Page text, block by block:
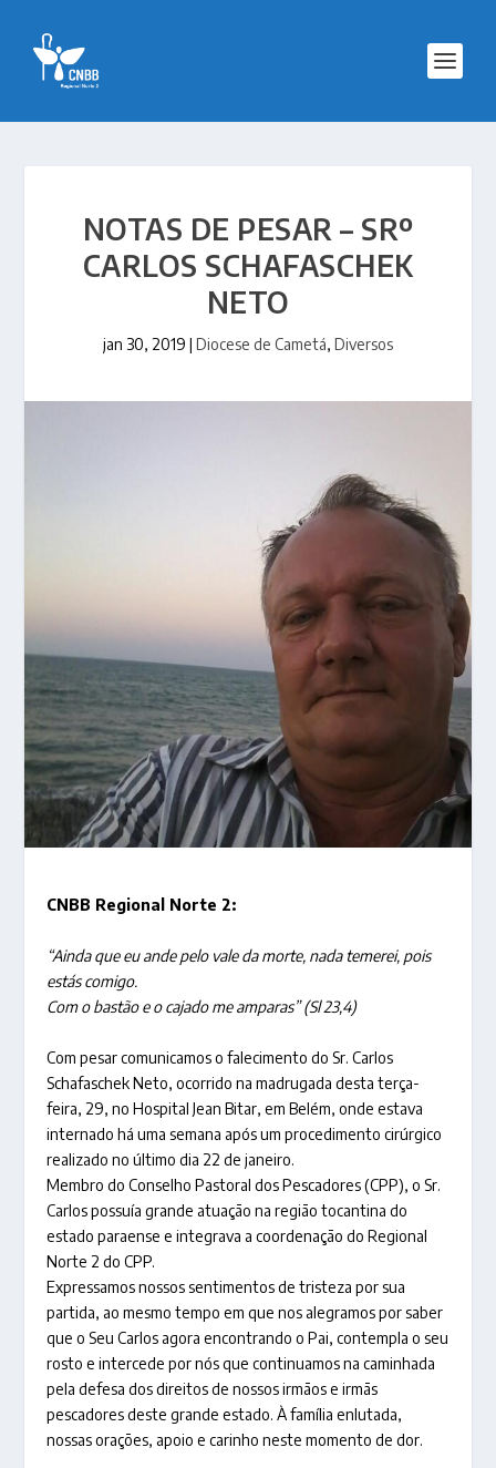
NOTAS DE PESAR – SRº
CARLOS SCHAFASCHEK
NETO
jan 30, 2019 | Diocese de Cametá, Diversos
CNBB Regional Norte 2:
“Ainda que eu ande pelo vale da morte, nada temerei, pois
estás comigo.
Com o bastão e o cajado me amparas” (Sl 23,4)
Com pesar comunicamos o falecimento do Sr. Carlos
Schafaschek Neto, ocorrido na madrugada desta terça-
feira, 29, no Hospital Jean Bitar, em Belém, onde estava
internado há uma semana após um procedimento cirúrgico
realizado no último dia 22 de janeiro.
Membro do Conselho Pastoral dos Pescadores (CPP), o Sr.
Carlos possuía grande atuação na região tocantina do
estado paraense e integrava a coordenação do Regional
Norte 2 do CPP.
Expressamos nossos sentimentos de tristeza por sua
partida, ao mesmo tempo em que nos alegramos por saber
que o Seu Carlos agora encontrando o Pai, contempla o seu
rosto e intercede por nós que continuamos na caminhada
pela defesa dos direitos de nossos irmãos e irmãs
pescadores deste grande estado. À família enlutada,
nossas orações, apoio e carinho neste momento de dor.